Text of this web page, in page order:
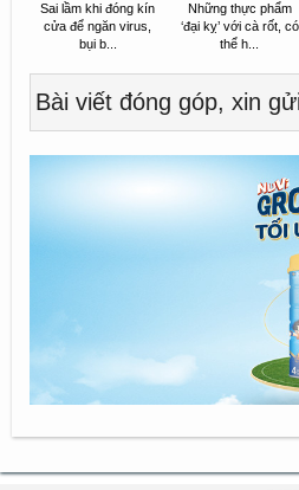
Sai lầm khi đóng kín
cửa để ngăn virus,
bụi b...
Những thực phẩm
‘đại kỵ’ với cà rốt, có
thể h...
Bài viết đóng góp, xin